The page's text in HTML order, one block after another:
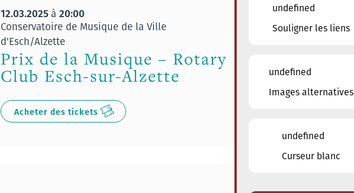
12.03.2025à 20:00
Conservatoire de Musique de la Ville
d'Esch/Alzette
Prix de la Musique – Rotary
Club Esch-sur-Alzette
Acheter des tickets
28
29
undefined
Souligner les liens
undefined
Images alternatives
undefined
Curseur blanc